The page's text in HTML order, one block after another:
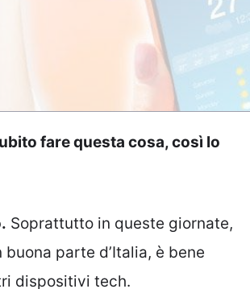
fare questa cosa, così lo
Soprattutto in queste giornate,
parte d’Italia, è bene
dispositivi tech.